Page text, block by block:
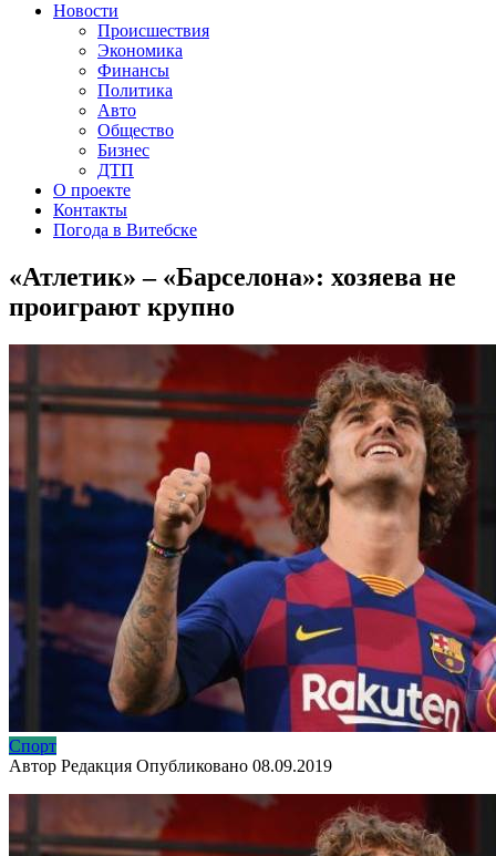
Новости
Происшествия
Экономика
Финансы
Политика
Авто
Общество
Бизнес
ДТП
О проекте
Контакты
Погода в Витебске
«Атлетик» – «Барселона»: хозяева не
проиграют крупно
Спорт
Автор Редакция Опубликовано 08.09.2019